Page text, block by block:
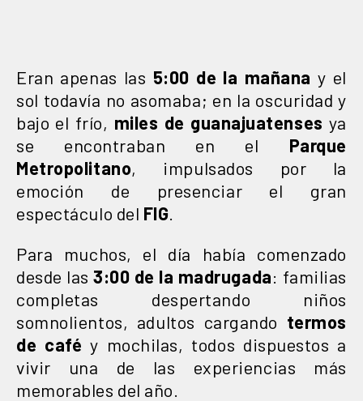
Eran apenas las 5:00 de la mañana y el
sol todavía no asomaba; en la oscuridad y
bajo el frío, miles de guanajuatenses ya
se encontraban en el Parque
Metropolitano, impulsados por la
emoción de presenciar el gran
espectáculo del FIG
Para muchos, el día había comenzado
desde las3:00 de la madrugada: familias
completas despertando niños
somnolientos, adultos cargando termos
de café y mochilas, todos dispuestos a
vivir una de las experiencias más
memorables del año.